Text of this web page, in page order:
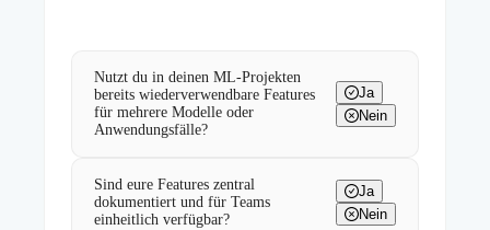
Nutzt du in deinen ML-Projekten
bereits wiederverwendbare Features
für mehrere Modelle oder
Anwendungsfälle?
Ja
Nein
Sind eure Features zentral
dokumentiert und für Teams
einheitlich verfügbar?
Ja
Nein